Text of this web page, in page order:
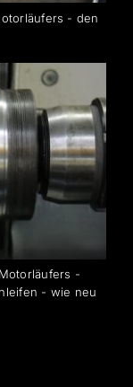
- den
-
- wie neu